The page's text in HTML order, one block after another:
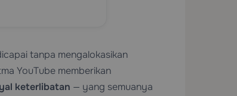
tanpa mengalokasikan
YouTube memberikan
keterlibatan — yang semuanya